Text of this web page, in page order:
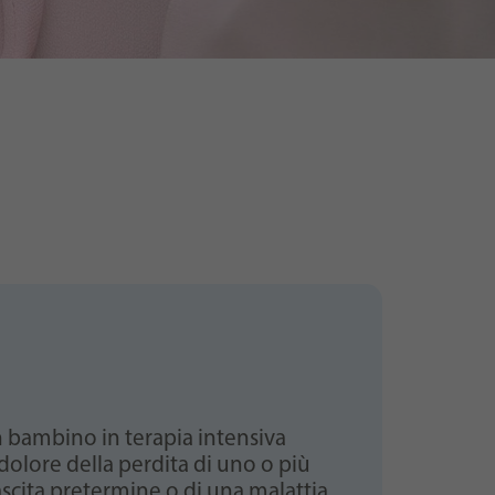
bambino in terapia intensiva
della perdita di uno o più